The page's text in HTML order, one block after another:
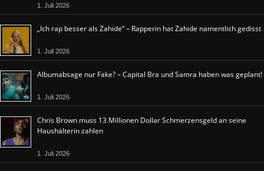
1. Juli 2026
„Ich rap besser als Zahide“ – Rapperin hat Zahide namentlich gedisst
1. Juli 2026
Albumabsage nur Fake? – Capital Bra und Samra haben was geplant!
1. Juli 2026
Chris Brown muss 13 Millionen Dollar Schmerzensgeld an seine
Haushälterin zahlen
1. Juli 2026